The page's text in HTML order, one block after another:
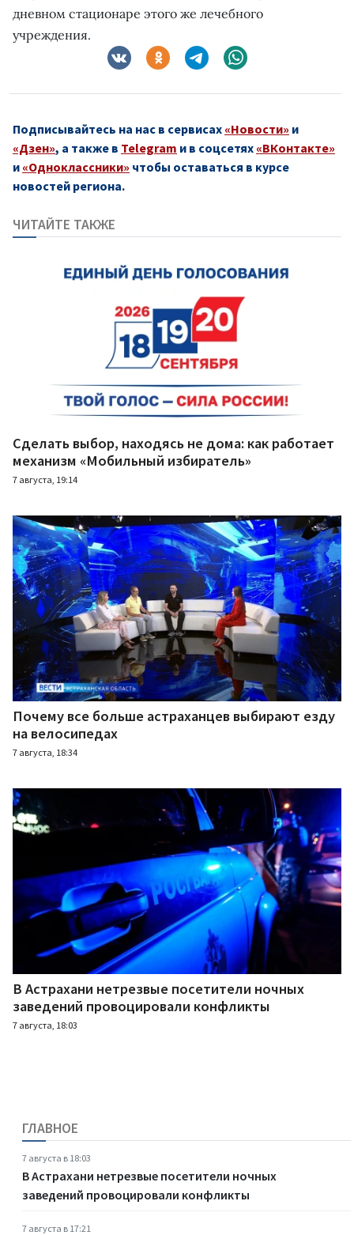
дневном стационаре этого же лечебного
учреждения.
Подписывайтесь на нас в сервисах «Новости» и
«Дзен», а также в Telegram и в соцсетях «ВКонтакте»
и «Одноклассники» чтобы оставаться в курсе
новостей региона.
ЧИТАЙТЕ ТАКЖЕ
Сделать выбор, находясь не дома: как работает
механизм «Мобильный избиратель»
7 августа, 19:14
Почему все больше астраханцев выбирают езду
на велосипедах
7 августа, 18:34
В Астрахани нетрезвые посетители ночных
заведений провоцировали конфликты
7 августа, 18:03
ГЛАВНОЕ
7 августа в 18:03
В Астрахани нетрезвые посетители ночных
заведений провоцировали конфликты
7 августа в 17:21